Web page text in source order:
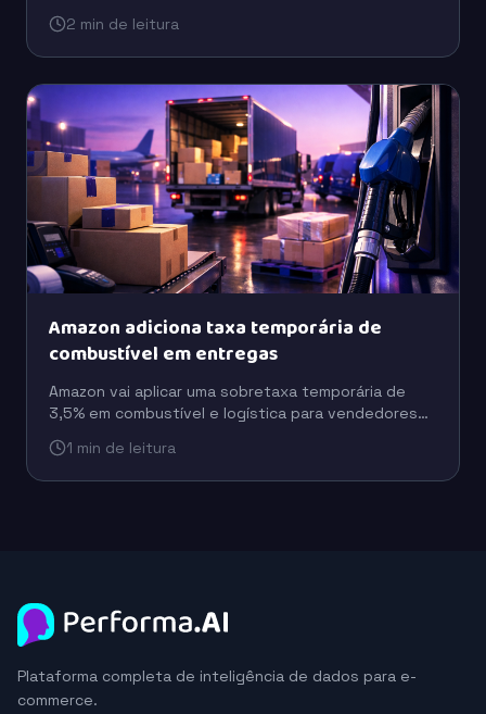
escala e suporte ao varejo digital.
2 min de leitura
Amazon adiciona taxa temporária de
combustível em entregas
Amazon vai aplicar uma sobretaxa temporária de
3,5% em combustível e logística para vendedores
1 min de leitura
Plataforma completa de inteligência de dados para e-
commerce.